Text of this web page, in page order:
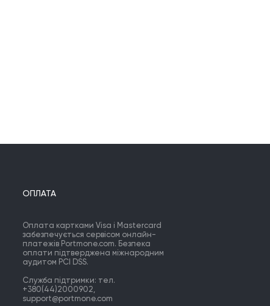
ОПЛАТА
Оплата картками Visa і Mastercard
забезпечується сервісом онлайн-
платежів Portmone.com. Безпека
оплати підтверджена міжнародним
аудитом PCI DSS.
Служба підтримки: тел.
+380(44)2000902,
support@portmone.com